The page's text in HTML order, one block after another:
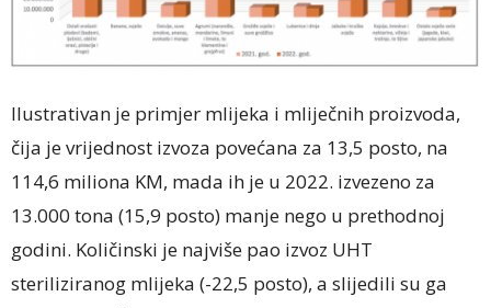
Ilustrativan je primjer mlijeka i mliječnih proizvoda,
čija je vrijednost izvoza povećana za 13,5 posto, na
114,6 miliona KM, mada ih je u 2022. izvezeno za
13.000 tona (15,9 posto) manje nego u prethodnoj
godini. Količinski je najviše pao izvoz UHT
steriliziranog mlijeka (-22,5 posto), a slijedili su ga